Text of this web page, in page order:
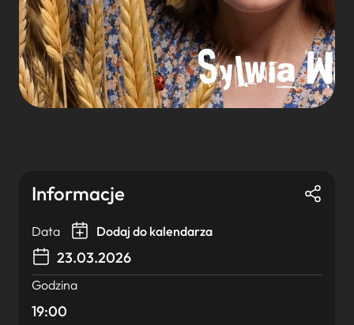
Informacje
Data Dodaj do kalendarza
23.03.2026
Godzina
19:00